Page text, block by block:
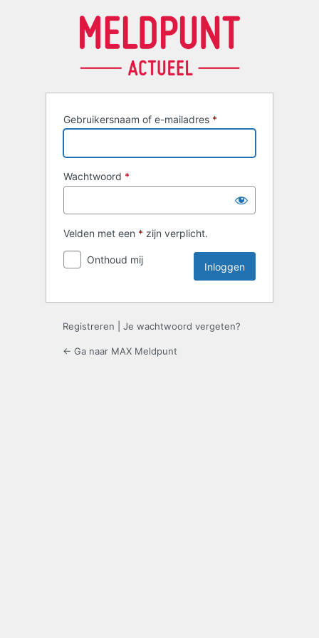
Gebruikersnaam of e-mailadres *
Wachtwoord *
Velden met een * zijn verplicht.
Onthoud mij
Registreren Je wachtwoord vergeten?
← Ga naar MAX Meldpunt